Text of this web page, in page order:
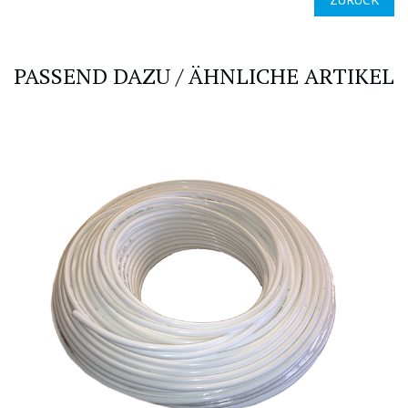
PASSEND DAZU / ÄHNLICHE ARTIKEL